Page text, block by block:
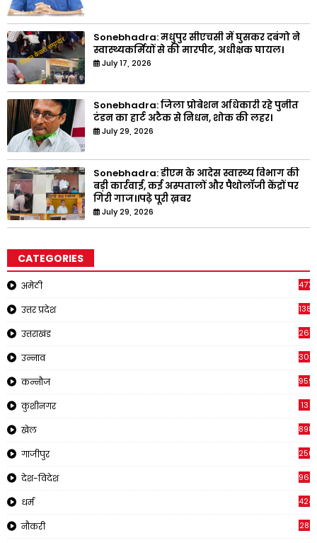
Sonebhadra: मधुपुर सीएचसी में घुसकर दबंगो ने
स्वास्थ्यकर्मियों से की मारपीट, अधीक्षक घायल।
July 17, 2026
Sonebhadra: जिला प्रोबेशन अधिकारी रहे पुनीत
टंडन का हार्ट अटैक से निधन, शोक की लहर।
July 29, 2026
Sonebhadra: डीएम के आदेस स्वास्थ्य विभाग की
बड़ी कार्रवाई, कई अस्पतालों और पैथोलॉजी केंद्रों पर
गिरी गाज।।पढ़े पूरी ख़बर
July 29, 2026
CATEGORIES
अमेठी 4771
उत्तर प्रदेश 1381
उत्तराखंड
उन्नाव 308
कन्नौज 959
कुशीनगर 13
खेल 898
गाजीपुर 250
देश-विदेश 963
धर्म 424
नौकरी 28